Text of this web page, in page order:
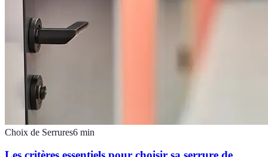
Choix de Serrures6 min